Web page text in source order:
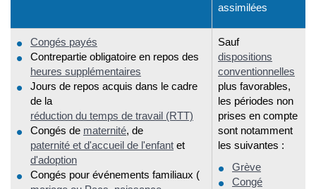
assimilées
Congés payés
Contrepartie obligatoire en repos des
heures supplémentaires
Jours de repos acquis dans le cadre
de la
réduction du temps de travail (RTT)
Congés de maternité, de
paternité et d'accueil de l'enfant et
d'adoption
Congés pour événements familiaux (
Sauf
dispositions
conventionnelles
plus favorables,
les périodes non
prises en compte
sont notamment
les suivantes :
Grève
Congé